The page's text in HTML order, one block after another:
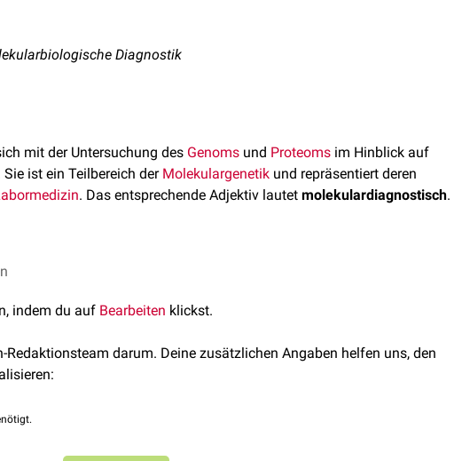
Diagnostik
mit der Untersuchung des Genoms und Proteoms im Hinblick auf
ist ein Teilbereich der Molekulargenetik und repräsentiert deren
. Das entsprechende Adjektiv lautet molekulardiagnostisch.
ist die Durchführung
indem du auf Bearbeiten klickst.
darum. Deine zusätzlichen Angaben helfen uns, den